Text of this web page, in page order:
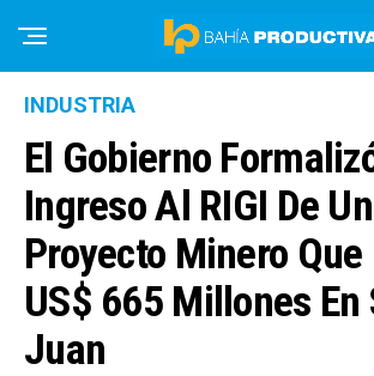
INDUSTRIA
El Gobierno
Ingreso Al RIGI De Un
Proyecto Minero
US$ 665 Millones En
Juan